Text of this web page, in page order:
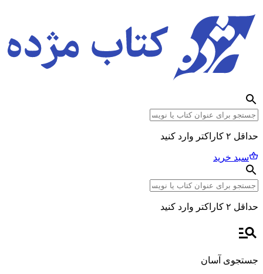
حداقل ۲ کاراکتر وارد کنید
سبد خرید
حداقل ۲ کاراکتر وارد کنید
جستجوی آسان